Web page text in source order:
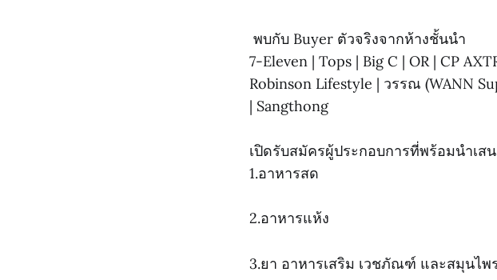
พบกับ Buyer ตัวจริงจากห้างชั้นนำ
7-Eleven | Tops | Big C | OR | CP
Robinson Lifestyle | วรรณ (WANN
| Sangthong
เปิดรับสมัครผู้ประกอบการที่พร้อมนำเ
1.อาหารสด
2.อาหารแห้ง
3.ยา อาหารเสริม เวชภัณฑ์ และสมุนไพ